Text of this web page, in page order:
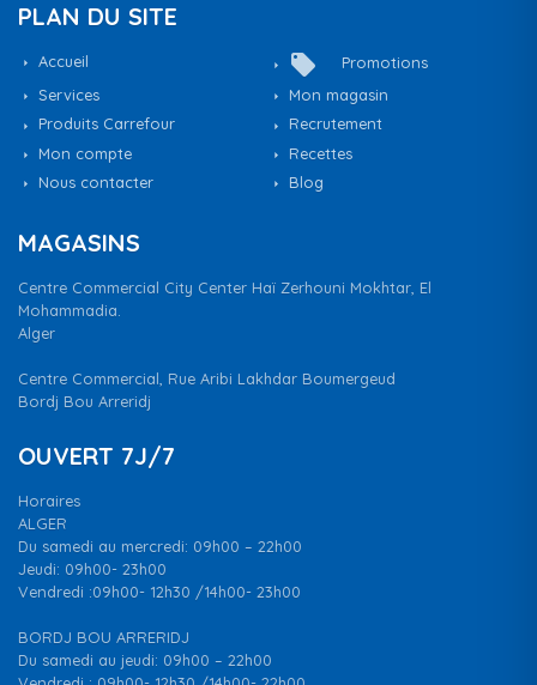
PLAN DU SITE
Accueil local_offer
Promotions
Services
Mon magasin
Produits Carrefour
Recrutement
Mon compte
Recettes
Nous contacter
Blog
MAGASINS
Centre Commercial City Center Haï Zerhouni Mokhtar, El
Mohammadia.
Alger
Centre Commercial, Rue Aribi Lakhdar Boumergeud
Bordj Bou Arreridj
OUVERT 7J/7
Horaires
ALGER
Du samedi au mercredi: 09h00 – 22h00
Jeudi: 09h00- 23h00
Vendredi :09h00- 12h30 /14h00- 23h00
BORDJ BOU ARRERIDJ
Du samedi au jeudi: 09h00 – 22h00